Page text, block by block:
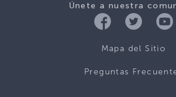
Únete a nuestra
Mapa del Sitio
Preguntas